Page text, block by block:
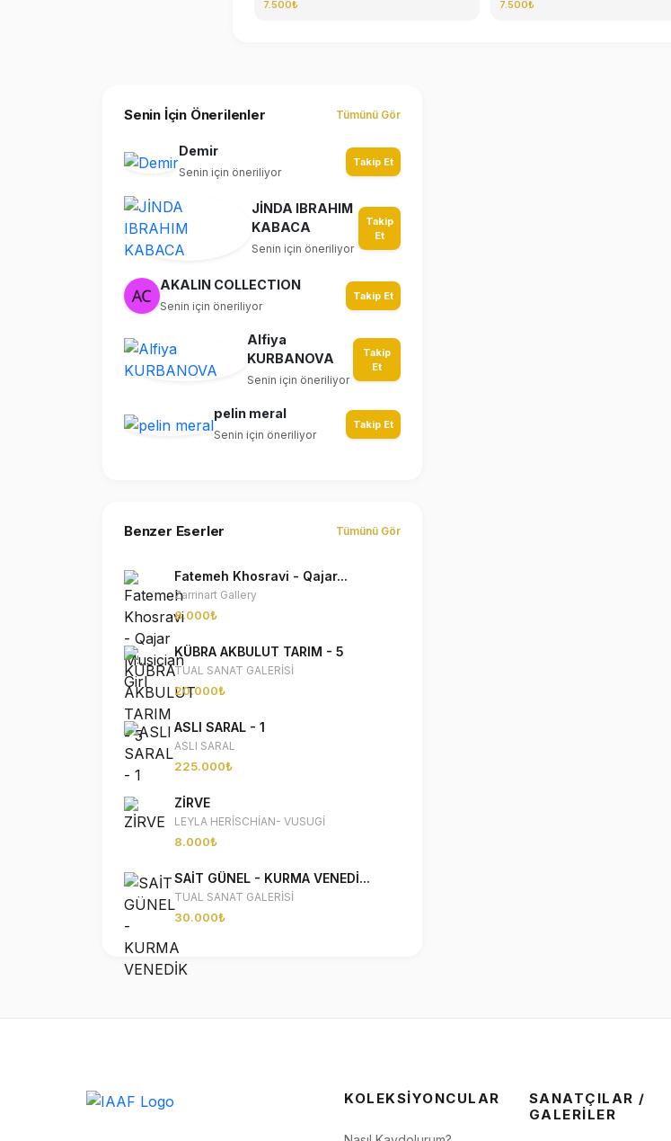
7.500₺ 7.500₺
Senin İçin Önerilenler Tümünü Gör
Demir
Senin için öneriliyor
Takip Et
JİNDA IBRAHIM
KABACA
Senin için öneriliyor
Takip
Et
AKALIN COLLECTION
Senin için öneriliyor
Takip Et
Alfiya
KURBANOVA
Senin için öneriliyor
Takip
Et
pelin meral
Senin için öneriliyor
Takip Et
Benzer Eserler Tümünü Gör
Fatemeh Khosravi - Qajar...
Zarrinart Gallery
8.000₺
KÜBRA AKBULUT TARIM - 5
TUAL SANAT GALERİSİ
20.000₺
ASLI SARAL - 1
ASLI SARAL
225.000₺
ZİRVE
LEYLA HERİSCHİAN- VUSUGİ
8.000₺
SAİT GÜNEL - KURMA VENEDİ...
TUAL SANAT GALERİSİ
30.000₺
KOLEKSIYONCULAR
SANATÇILAR /
GALERILER